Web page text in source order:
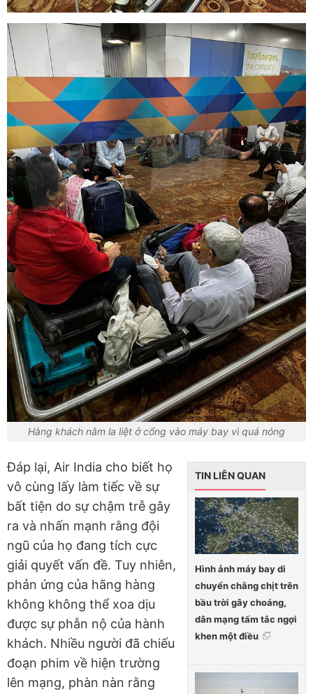
Hàng khách nằm la liệt ở cổng vào máy bay vì quá nóng
TIN LIÊN QUAN
Hình ảnh máy bay di
chuyển chằng chịt trên
bầu trời gây choáng,
dân mạng tấm tắc ngợi
khen một điều
Đáp lại, Air India cho biết họ
vô cùng lấy làm tiếc về sự
bất tiện do sự chậm trễ gây
ra và nhấn mạnh rằng đội
ngũ của họ đang tích cực
giải quyết vấn đề. Tuy nhiên,
phản ứng của hãng hàng
không không thể xoa dịu
được sự phẫn nộ của hành
khách. Nhiều người đã chiếu
đoạn phim về hiện trường
lên mạng, phàn nàn rằng